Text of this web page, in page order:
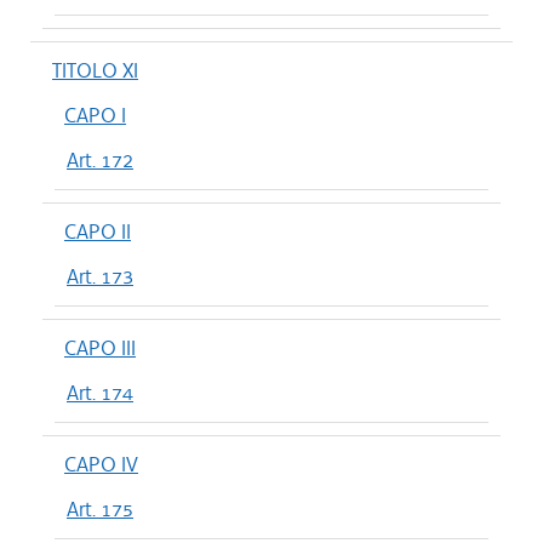
TITOLO XI
CAPO I
Art. 172
CAPO II
Art. 173
CAPO III
Art. 174
CAPO IV
Art. 175